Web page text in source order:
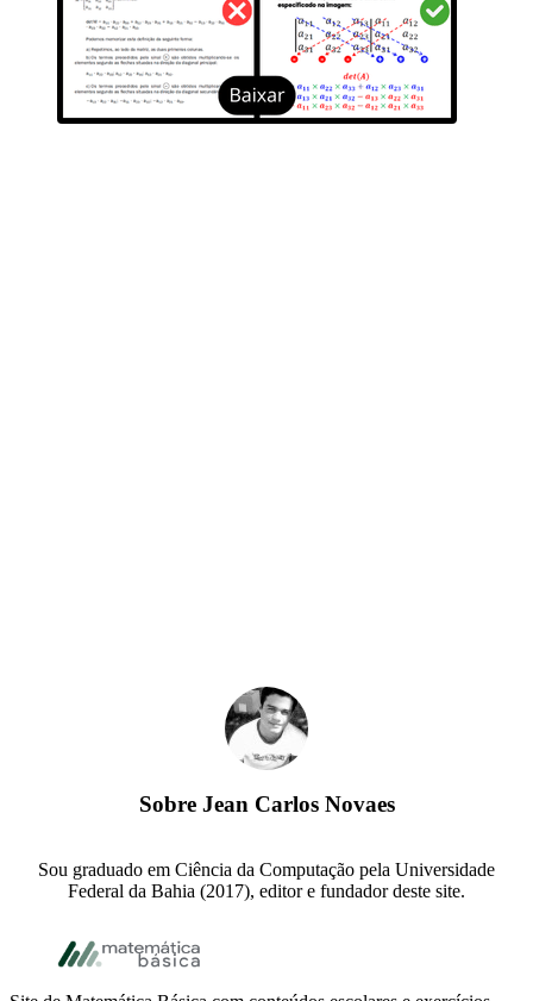
Sobre Jean Carlos Novaes
Sou graduado em Ciência da Computação pela Universidade
Federal da Bahia (2017), editor e fundador deste site.
Footer